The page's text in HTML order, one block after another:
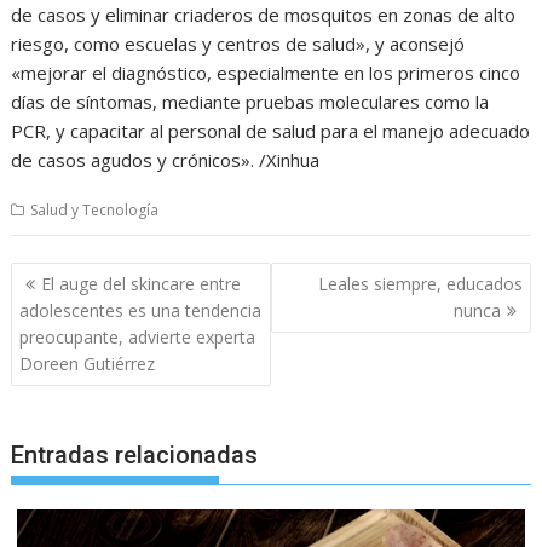
de casos y eliminar criaderos de mosquitos en zonas de alto
riesgo, como escuelas y centros de salud», y aconsejó
«mejorar el diagnóstico, especialmente en los primeros cinco
días de síntomas, mediante pruebas moleculares como la
PCR, y capacitar al personal de salud para el manejo adecuado
de casos agudos y crónicos». /Xinhua
Salud y Tecnología
Navegación
de
entradas
El auge del skincare entre
adolescentes es una tendencia
preocupante, advierte experta
Doreen Gutiérrez
Leales siempre, educados
nunca
Entradas relacionadas